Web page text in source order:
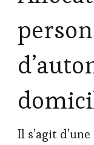
Il s’agit